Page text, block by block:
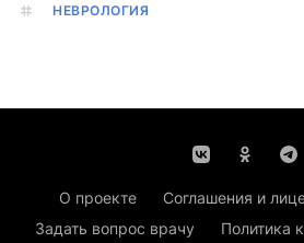
НЕВРОЛОГИЯ
О проекте Соглашения и
Задать вопрос врачу
Политика